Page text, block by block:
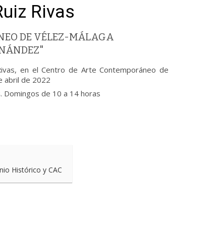
Rivas
DE VÉLEZ-MÁLAGA
en el Centro de Arte Contemporáneo de
abril de 2022
de 10 a 14 horas
Histórico y CAC